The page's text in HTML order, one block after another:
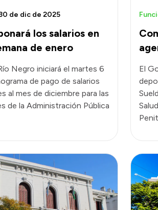
los salarios en
de enero
de dic de 2025
Negro iniciará el martes 6
de pago de salarios
al mes de diciembre para las
de la Administración Pública
El